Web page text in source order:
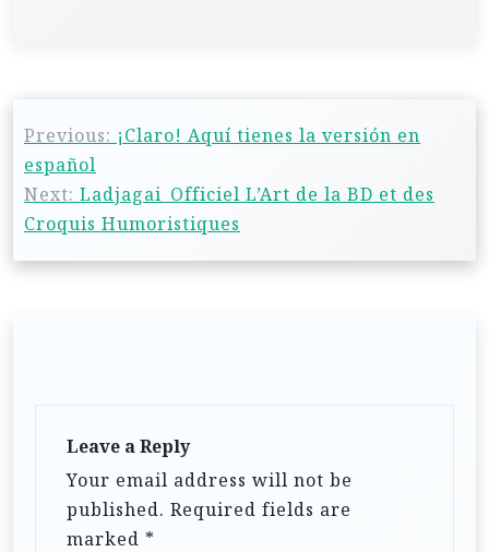
Previous: ¡Claro! Aquí tienes la versión en
español
Next: Ladjagai_Officiel L’Art de la BD et des
Croquis Humoristiques
Leave a Reply
Your email address will not be
published. Required fields are
marked *